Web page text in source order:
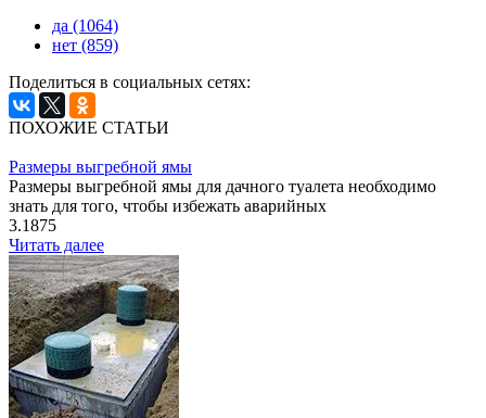
да (1064)
нет (859)
Поделиться в социальных сетях:
ПОХОЖИЕ СТАТЬИ
Размеры выгребной ямы
Размеры выгребной ямы для дачного туалета необходимо
знать для того, чтобы избежать аварийных
3.1875
Читать далее